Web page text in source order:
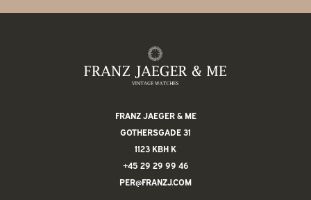
FRANZ JAEGER & ME
GOTHERSGADE 31
1123 KBH K
+45 29 29 99 46
PER@FRANZJ.COM